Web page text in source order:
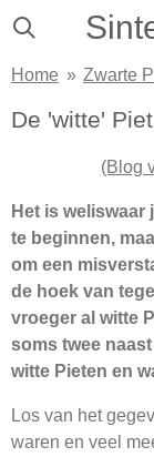
Ga
naar
hoofdinhoud
Home » Zwarte
De 'witte' Piet
(Blog
Het is weliswaar
te beginnen,
om een
de hoek van
vroeger al witte
soms twee
witte Pieten en
Los van het
waren en veel